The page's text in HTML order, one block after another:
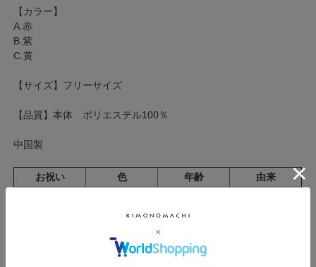
【カラー】
A.赤
B.紫
C.黄
【サイズ】フリーサイズ
【品質】本体 ポリエステル100％
中国製
お祝い 色 年齢
由来